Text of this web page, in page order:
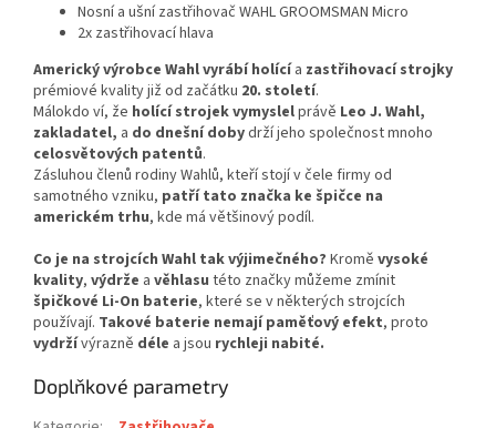
Nosní a ušní zastřihovač WAHL GROOMSMAN Micro
2x zastřihovací hlava
Americký výrobce Wahlvyrábí holícía zastřihovací strojky
prémiové kvality již od začátku 20. století.
Málokdo ví, že holící strojekvymyslelprávě Leo J. Wahl,
zakladatel, a do dnešní dobydrží jeho společnost mnoho
celosvětových patentů.
Zásluhou členů rodiny Wahlů, kteří stojí v čele firmy od
samotného vzniku, patří tato značka ke špičce na
americkém trhu, kde má většinový podíl.
Co je na strojcích Wahl tak výjimečného? Kromě vysoké
kvality, výdrže a věhlasu této značky můžeme zmínit
špičkové Li-On baterie, které se v některých strojcích
používají. Takové baterie nemají paměťový efekt, proto
vydržívýrazně déle a jsou rychleji nabité.
Doplňkové parametry